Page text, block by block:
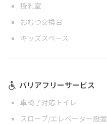
授乳室
おむつ交換台
キッズスペース
バリアフリーサービス
車椅子対応トイレ
スロープ/エレベーター設置